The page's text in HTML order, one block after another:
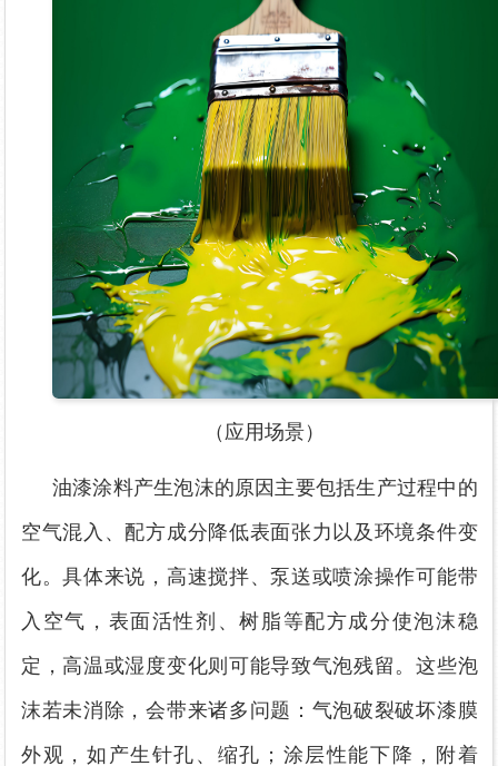
（应用场景）
油漆涂料产生泡沫的原因主要包括生产过程中的
空气混入、配方成分降低表面张力以及环境条件变
化。具体来说，高速搅拌、泵送或喷涂操作可能带
入空气，表面活性剂、树脂等配方成分使泡沫稳
定，高温或湿度变化则可能导致气泡残留。这些泡
沫若未消除，会带来诸多问题：气泡破裂破坏漆膜
外观，如产生针孔、缩孔；涂层性能下降，附着